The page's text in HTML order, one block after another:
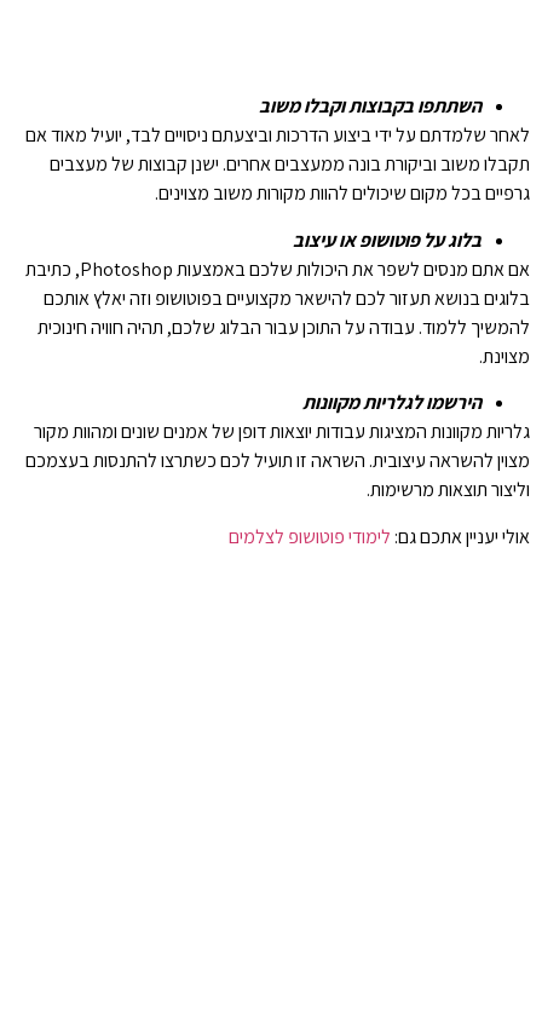
השתתפו בקבוצות וקבלו משוב
לאחר שלמדתם על ידי ביצוע הדרכות וביצעתם ניסויים לבד, יועיל מאוד אם
תקבלו משוב וביקורת בונה ממעצבים אחרים. ישנן קבוצות של מעצבים
גרפיים בכל מקום שיכולים להוות מקורות משוב מצוינים.
בלוג על פוטושופ או עיצוב
אם אתם מנסים לשפר את היכולות שלכם באמצעות Photoshop, כתיבת
בלוגים בנושא תעזור לכם להישאר מקצועיים בפוטושופ וזה יאלץ אותכם
להמשיך ללמוד. עבודה על התוכן עבור הבלוג שלכם, תהיה חוויה חינוכית
מצוינת.
הירשמו לגלריות מקוונות
גלריות מקוונות המציגות עבודות יוצאות דופן של אמנים שונים ומהוות מקור
מצוין להשראה עיצובית. השראה זו תועיל לכם כשתרצו להתנסות בעצמכם
וליצור תוצאות מרשימות.
אולי יעניין אתכם גם: לימודי פוטושופ לצלמים